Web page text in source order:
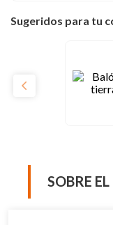
Sugeridos para tu
SOBRE